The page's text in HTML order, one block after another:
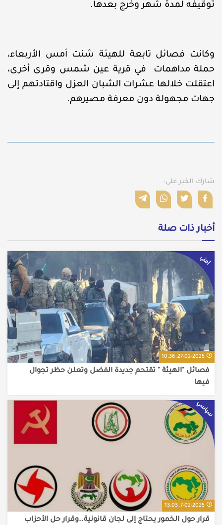
توقيفه لمدة شهر وخرج بعدها.
وكانت فصائل تابعة للهيئة شنت أمس الأربعاء،
حملة مداهمات في قرية عين شمس وقرى أخرى،
اعتقلت خلالها عشرات الشبان العزل واقتادتهم إلى
جهات مجهولة دون معرفة مصيرهم.
شارك الخبر على:
أخبار ذات صلة
أمني
27-02-2025, 10:36
فصائل "الهيئة " تقتحم جديدة الفضل وتعلن حظر تجوال
فيها
سياسي
7-02-2025, 13:03
قرار حول الخمور يحتاج إلى لجان قانونية..وقرار حل الأحزاب